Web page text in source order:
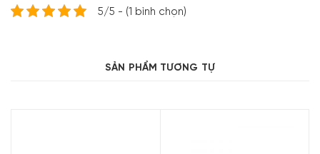
Thông số kỹ thuật và tổng quan sản
5/5 - (1 bình chọn)
SẢN PHẨM TƯƠNG TỰ